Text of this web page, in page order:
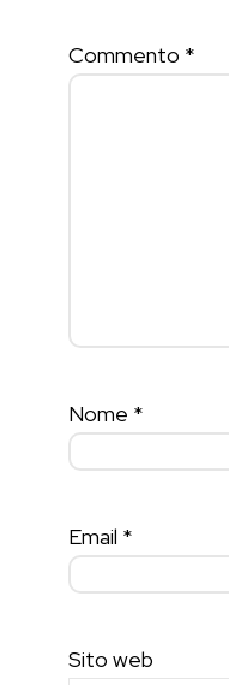
Commento *
Nome *
Email *
Sito web